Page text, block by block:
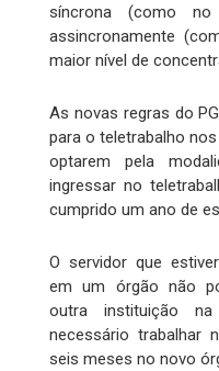
síncrona (como
assincronamente
maior nível de
As novas regras do
para o teletrabalho
optarem pela
ingressar no
cumprido um ano de
O servidor que
em um órgão não
outra instituição na
necessário trabalhar
seis meses no novo